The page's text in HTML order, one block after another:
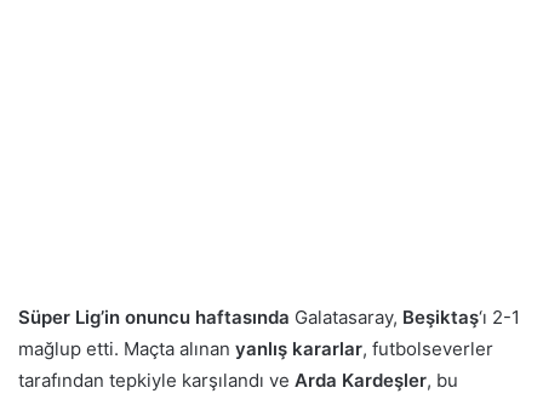
Süper Lig’in onuncu haftasında Galatasaray, Beşiktaş‘ı 2-1
mağlup etti. Maçta alınan yanlış kararlar, futbolseverler
tarafından tepkiyle karşılandı ve Arda Kardeşler, bu